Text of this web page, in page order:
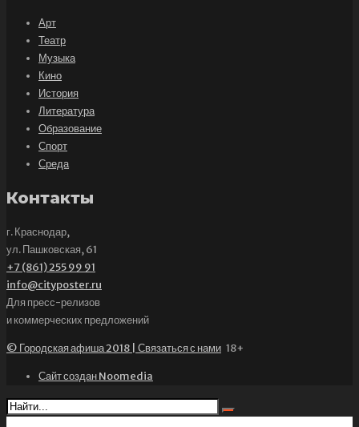
Арт
Театр
Музыка
Кино
История
Литература
Образование
Спорт
Среда
Контакты
г. Краснодар,
ул. Пашковская, 61
+7 (861) 255 99 91
info@cityposter.ru
Для пресс-релизов
и коммерческих предложений
© Городская афиша 2018 | Связаться с нами 18+
Сайт создан Noomedia